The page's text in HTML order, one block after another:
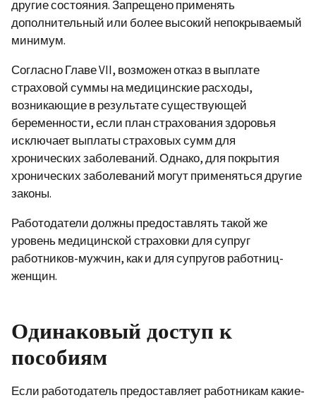
другие состояния. Запрещено применять
дополнительный или более высокий непокрываемый
минимум.
Согласно Главе VII, возможен отказ в выплате
страховой суммы на медицинские расходы,
возникающие в результате существующей
беременности, если план страхования здоровья
исключает выплаты страховых сумм для
хронических заболеваний. Однако, для покрытия
хронических заболеваний могут применяться другие
законы.
Работодатели должны предоставлять такой же
уровень медицинской страховки для супруг
работников-мужчин, как и для супругов работниц-
женщин.
Одинаковый доступ к
пособиям
Если работодатель предоставляет работникам какие-